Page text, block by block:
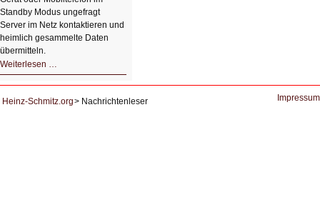
Standby Modus ungefragt
Server im Netz kontaktieren und
heimlich gesammelte Daten
übermitteln.
Weiterlesen …
DNS
Heinz-Schmitz.org
Nachrichtenleser Impressum